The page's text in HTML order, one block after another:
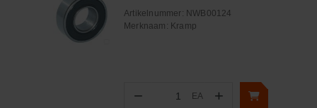
Artikelnummer: NWB00124
Merknaam: Kramp
− Aantal
EA +